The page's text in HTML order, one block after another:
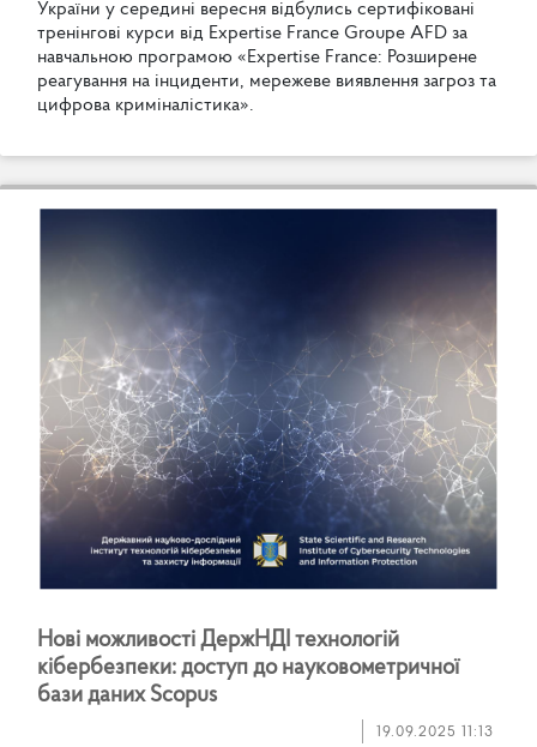
України у середині вересня відбулись сертифіковані
тренінгові курси від Expertise France Groupe AFD за
навчальною програмою «Expertise France: Розширене
реагування на інциденти, мережеве виявлення загроз та
цифрова криміналістика».
Нові можливості ДержНДІ технологій
кібербезпеки: доступ до науковометричної
бази даних Scopus
19.09.2025 11:13